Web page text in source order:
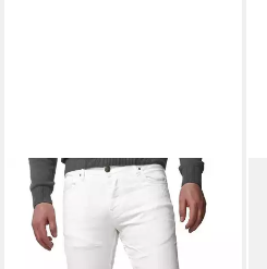
TAZZIO Skinny-fit-Jeans
A100 im Destroyed-Look
ab 16,90 €
UVP 89,90 €